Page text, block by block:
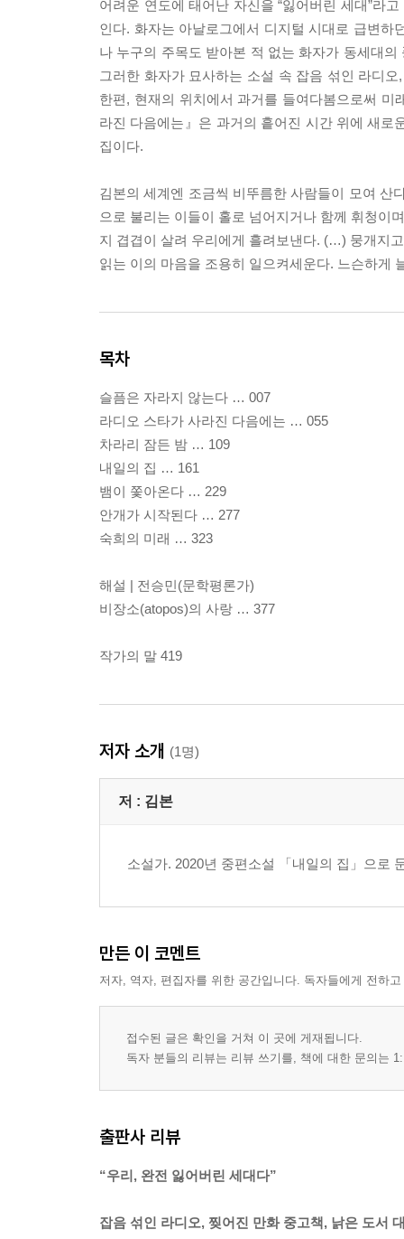
어려운 연도에 태어난 자신을 “잃어버린 세대”라
인다. 화자는 아날로그에서 디지털 시대로 급변하
나 누구의 주목도 받아본 적 없는 화자가 동세대
그러한 화자가 묘사하는 소설 속 잡음 섞인 라디
한편, 현재의 위치에서 과거를 들여다봄으로써
라진 다음에는』은 과거의 흩어진 시간 위에 새로
집이다.
김본의 세계엔 조금씩 비뚜름한 사람들이 모여 산
으로 불리는 이들이 홀로 넘어지거나 함께 휘청이
지 겹겹이 살려 우리에게 흘려보낸다. (…) 뭉개지
읽는 이의 마음을 조용히 일으켜세운다. 느슨하게
목차
슬픔은 자라지 않는다 … 007
라디오 스타가 사라진 다음에는 … 055
차라리 잠든 밤 … 109
내일의 집 … 161
뱀이 쫓아온다 … 229
안개가 시작된다 … 277
숙희의 미래 … 323
해설 | 전승민(문학평론가)
비장소(atopos)의 사랑 … 377
작가의 말 419
저자 소개 (1명)
저 : 김본
소설가. 2020년 중편소설 「내일의 집」으로
만든 이 코멘트
저자, 역자, 편집자를 위한 공간입니다. 독자들에게 전하
접수된 글은 확인을 거쳐 이 곳에 게재됩니다.
독자 분들의 리뷰는 리뷰 쓰기를, 책에 대한 문의는
출판사 리뷰
“우리, 완전 잃어버린 세대다”
잡음 섞인 라디오, 찢어진 만화 중고책, 낡은 도서